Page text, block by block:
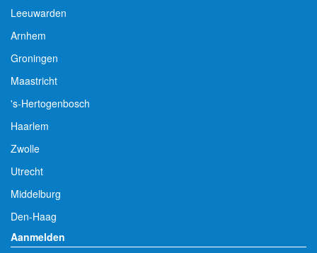
Leeuwarden
Arnhem
Groningen
Maastricht
's-Hertogenbosch
Haarlem
Zwolle
Utrecht
Middelburg
Den-Haag
Aanmelden